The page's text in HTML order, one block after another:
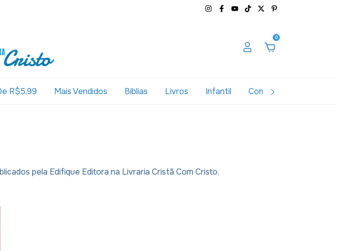
0
R$5,99 Mais Vendidos Biblias Livros Infantil Combos
pela Edifique Editora na Livraria Cristã Com Cristo.